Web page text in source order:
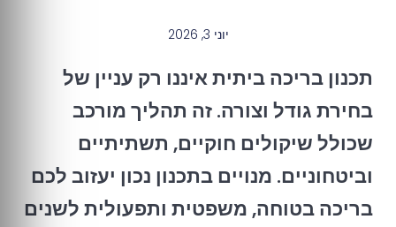
יוני 3, 2026
תכנון בריכה ביתית איננו רק עניין של
בחירת גודל וצורה. זה תהליך מורכב
שכולל שיקולים חוקיים, תשתיתיים
וביטחוניים. מנויים בתכנון נכון יעזוב לכם
בריכה בטוחה, משפטית ותפעולית לשנים